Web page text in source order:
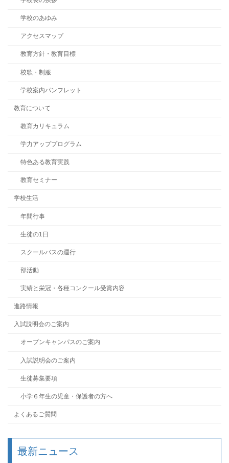
学校のあゆみ
アクセスマップ
教育方針・教育目標
校歌・制服
学校案内パンフレット
教育について
教育カリキュラム
学力アッププログラム
特色ある教育実践
教育セミナー
学校生活
年間行事
生徒の1日
スクールバスの運行
部活動
実績と栄冠・各種コンクール受賞内容
進路情報
入試説明会のご案内
オープンキャンパスのご案内
入試説明会のご案内
生徒募集要項
小学６年生の児童・保護者の方へ
よくあるご質問
最新ニュース